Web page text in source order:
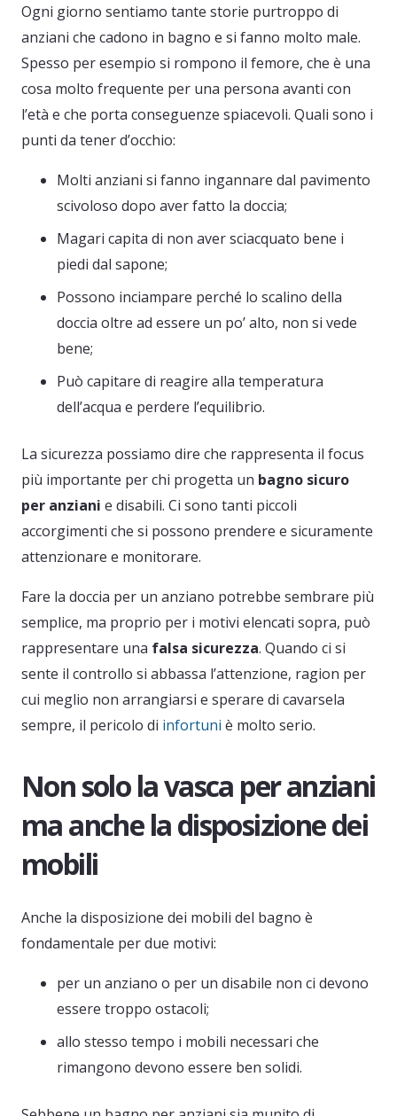
Ogni giorno sentiamo tante storie purtroppo di
anziani che cadono in bagno e si fanno molto male.
Spesso per esempio si rompono il femore, che è una
cosa molto frequente per una persona avanti con
l’età e che porta conseguenze spiacevoli. Quali sono i
punti da tener d’occhio:
Molti anziani si fanno ingannare dal pavimento
scivoloso dopo aver fatto la doccia;
Magari capita di non aver sciacquato bene i
piedi dal sapone;
Possono inciampare perché lo scalino della
doccia oltre ad essere un po’ alto, non si vede
bene;
Può capitare di reagire alla temperatura
dell’acqua e perdere l’equilibrio.
La sicurezza possiamo dire che rappresenta il focus
più importante per chi progetta un bagno sicuro
per anziani e disabili. Ci sono tanti piccoli
accorgimenti che si possono prendere e sicuramente
attenzionare e monitorare.
Fare la doccia per un anziano potrebbe sembrare più
semplice, ma proprio per i motivi elencati sopra, può
rappresentare una falsa sicurezza. Quando ci si
sente il controllo si abbassa l’attenzione, ragion per
cui meglio non arrangiarsi e sperare di cavarsela
sempre, il pericolo di infortuni è molto serio.
Non solo la vasca per anziani
ma anche la disposizione dei
mobili
Anche la disposizione dei mobili del bagno è
fondamentale per due motivi:
per un anziano o per un disabile non ci devono
essere troppo ostacoli;
allo stesso tempo i mobili necessari che
rimangono devono essere ben solidi.